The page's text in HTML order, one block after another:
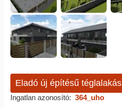
Eladó új építésű téglalakás
Ingatlan azonosító: 364_uho